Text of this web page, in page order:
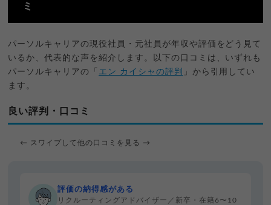
ミ
パーソルキャリアの現役社員・元社員が年収や評価をどう見て
いるか、代表的な声を紹介します。以下の口コミは、いずれも
パーソルキャリアの「 エン カイシャの評判
」から引用してい
ます。
良い評判・口コミ
← スワイプして他の口コミを見る →
評価の納得感がある
リクルーティングアドバイザー／新卒・在籍6〜10